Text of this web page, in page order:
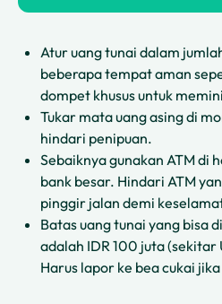
Atur uang tunai dalam
beberapa tempat aman
dompet khusus untuk
Tukar mata uang asing di
hindari penipuan.
Sebaiknya gunakan ATM di
bank besar. Hindari ATM
pinggir jalan demi
Batas uang tunai yang bisa
adalah IDR 100 juta
Harus lapor ke bea cukai